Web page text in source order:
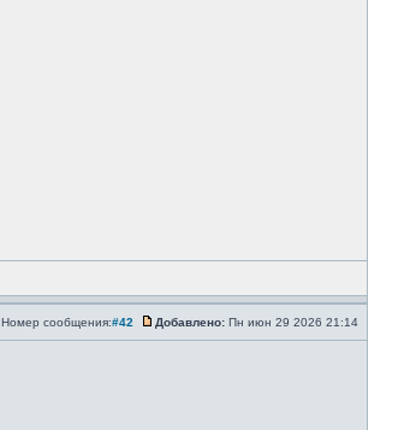
Номер сообщения:#42 Добавлено: Пн июн 29 2026 21:14